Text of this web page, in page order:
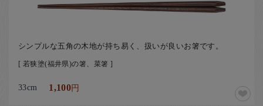
シンプルな五角の木地が持ち易く、扱いが良いお箸です。
[ 若狭塗(福井県)の箸、菜箸 ]
33cm 1,100円